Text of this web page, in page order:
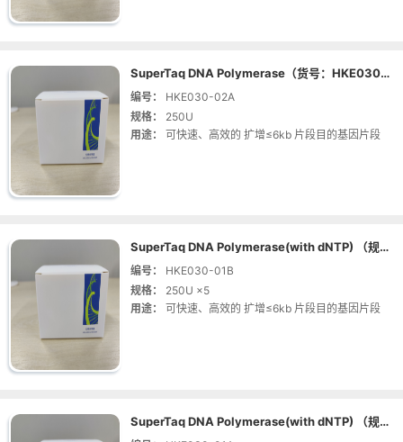
SuperTaq DNA Polymerase（货号：HKE030-02A | 规格：250U）
编号：
HKE030-02A
规格：
250U
用途：
可快速、高效的 扩增≤6kb 片段目的基因片段
SuperTaq DNA Polymerase(with dNTP) （规格：250U ×5 | 货号：HKE030-01B）
编号：
HKE030-01B
规格：
250U ×5
用途：
可快速、高效的 扩增≤6kb 片段目的基因片段
SuperTaq DNA Polymerase(with dNTP) （规格：250U | 货号：HKE030-01A）